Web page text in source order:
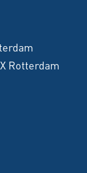
Rotterdam